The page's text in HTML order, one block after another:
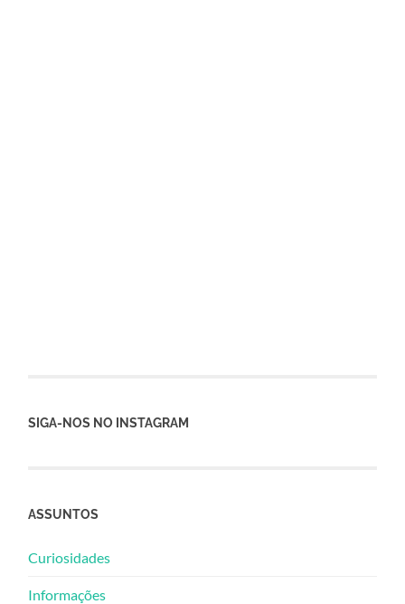
SIGA-NOS NO INSTAGRAM
ASSUNTOS
Curiosidades
Informações